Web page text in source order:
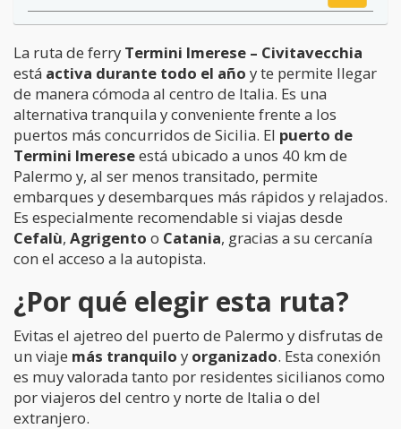
La ruta de ferry Termini Imerese – Civitavecchia
está activa durante todo el año y te permite llegar
de manera cómoda al centro de Italia. Es una
alternativa tranquila y conveniente frente a los
puertos más concurridos de Sicilia. El puerto de
Termini Imereseestá ubicado a unos 40 km de
Palermo y, al ser menos transitado, permite
embarques y desembarques más rápidos y relajados.
Es especialmente recomendable si viajas desde
Cefalù, Agrigento o Catania, gracias a su cercanía
con el acceso a la autopista.
¿Por qué elegir esta ruta?
Evitas el ajetreo del puerto de Palermo y disfrutas de
un viaje más tranquilo y organizado. Esta conexión
es muy valorada tanto por residentes sicilianos como
por viajeros del centro y norte de Italia o del
extranjero.